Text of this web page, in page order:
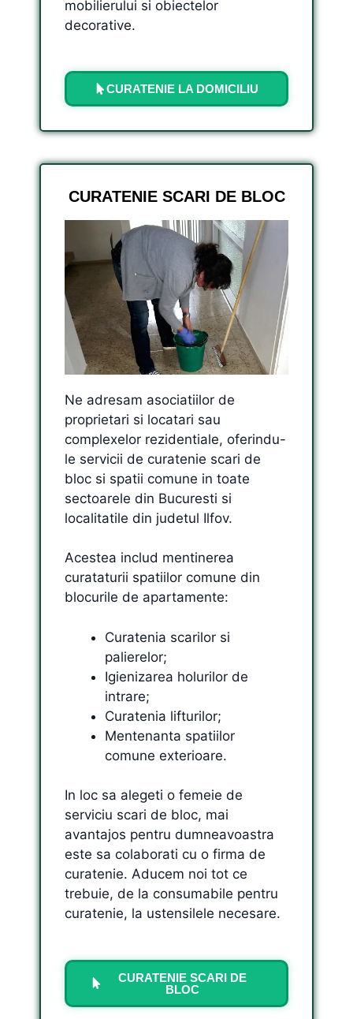
mobilierului si obiectelor
decorative.
CURATENIE LA DOMICILIU
CURATENIE SCARI DE BLOC
Ne adresam asociatiilor de
proprietari si locatari sau
complexelor rezidentiale, oferindu-
le servicii de curatenie scari de
bloc si spatii comune in toate
sectoarele din Bucuresti si
localitatile din judetul Ilfov.
Acestea includ mentinerea
curataturii spatiilor comune din
blocurile de apartamente:
Curatenia scarilor si
palierelor;
Igienizarea holurilor de
intrare;
Curatenia lifturilor;
Mentenanta spatiilor
comune exterioare.
In loc sa alegeti o femeie de
serviciu scari de bloc, mai
avantajos pentru dumneavoastra
este sa colaborati cu o firma de
curatenie. Aducem noi tot ce
trebuie, de la consumabile pentru
curatenie, la ustensilele necesare.
CURATENIE SCARI DE
BLOC